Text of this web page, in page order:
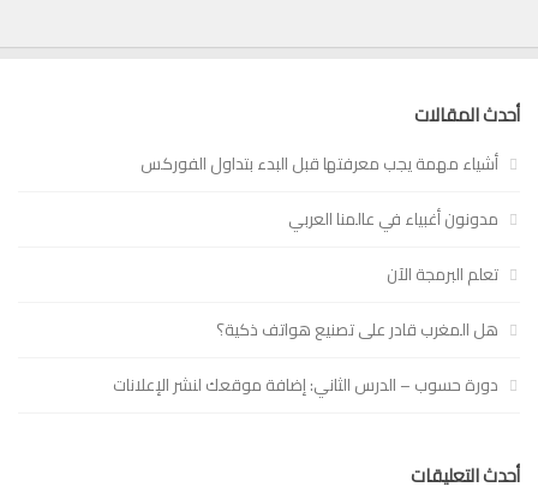
أحدث المقالات
أشياء مهمة يجب معرفتها قبل البدء بتداول الفوركس
مدونون أغبياء في عالمنا العربي
تعلم البرمجة الآن
هل المغرب قادر على تصنيع هواتف ذكية؟
دورة حسوب – الدرس الثاني: إضافة موقعك لنشر الإعلانات
أحدث التعليقات